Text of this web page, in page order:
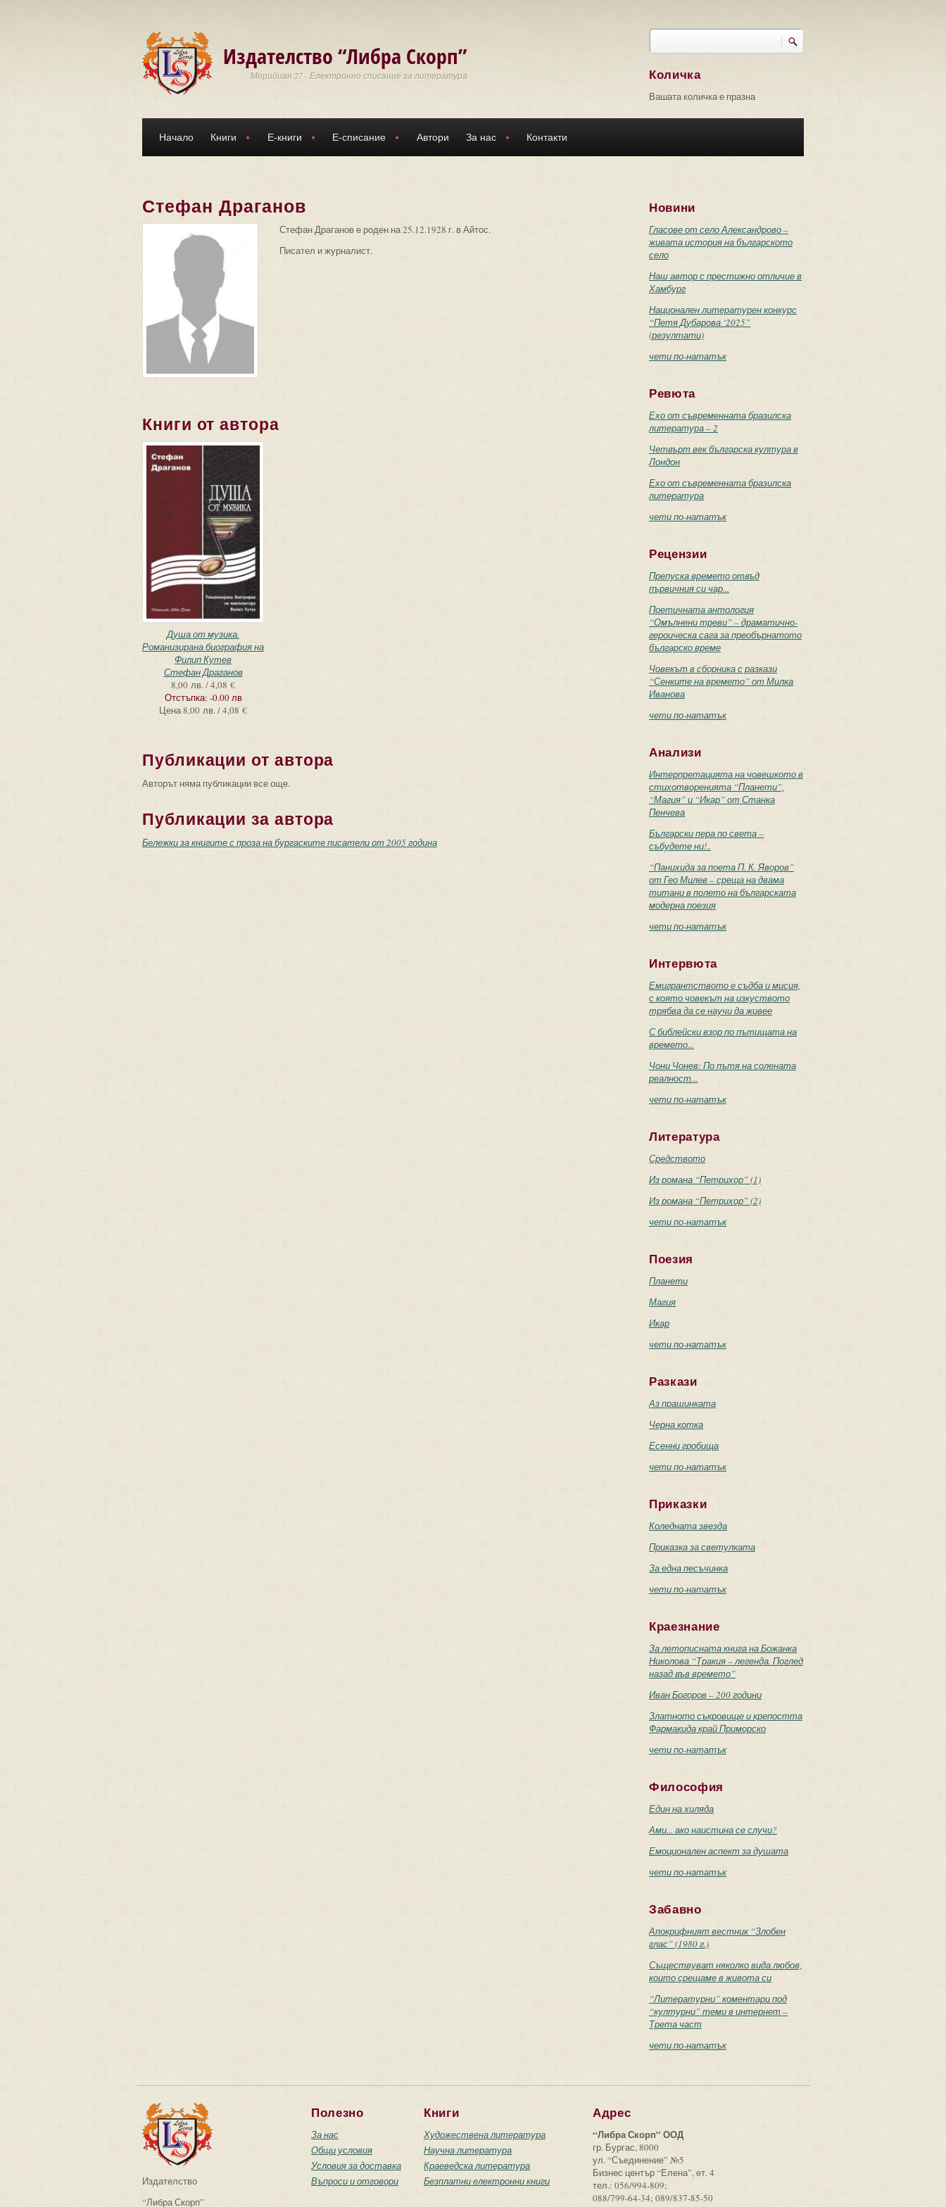
Издателство “Либра Скорп”
Меридиан 27 - Електронно списание за литература
Търси
Количка
Вашата количка е празна
Начало Книги Е-книги Е-списание Автори За нас Контакти
Стефан Драганов
Стефан Драганов е роден на 25.12.1928 г. в Айтос.
Писател и журналист.
Книги от автора
Душа от музика.
Романизирана биография на
Филип Кутев
Стефан Драганов
8,00 лв. / 4,08 €
Отстъпка: -0.00 лв
Цена8,00 лв. / 4,08 €
Публикации от автора
Авторът няма публикации все още.
Публикации за автора
Бележки за книгите с проза на бургаските писатели от 2005 година
Новини
Гласове от село Александрово –
живата история на българското
село
Наш автор с престижно отличие в
Хамбург
Национален литературен конкурс
“Петя Дубарова ‘2025”
(резултати)
чети по-нататък
Ревюта
Ехо от съвременната бразилска
литература – 2
Четвърт век българска култура в
Лондон
Ехо от съвременната бразилска
литература
чети по-нататък
Рецензии
Препуска времето отвъд
първичния си чар...
Поетичната антология
“Омълнени треви” – драматично-
героическа сага за преобърнатото
българско време
Човекът в сборника с разкази
“Сенките на времето” от Милка
Иванова
чети по-нататък
Анализи
Интерпретацията на човешкото в
стихотворенията “Планети”,
“Магия” и “Икар” от Станка
Пенчева
Български пера по света –
събудете ни!..
“Панихида за поета П. К. Яворов”
от Гео Милев – среща на двама
титани в полето на българската
модерна поезия
чети по-нататък
Интервюта
Емигрантството е съдба и мисия,
с която човекът на изкуството
трябва да се научи да живее
С библейски взор по пътищата на
времето...
Чони Чонев: По пътя на солената
реалност...
чети по-нататък
Литература
Средството
Из романа “Петрихор” (1)
Из романа “Петрихор” (2)
чети по-нататък
Поезия
Планети
Магия
Икар
чети по-нататък
Разкази
Аз прашинката
Черна котка
Есенни гробища
чети по-нататък
Приказки
Коледната звезда
Приказка за светулката
За една песъчинка
чети по-нататък
Краезнание
За летописната книга на Божанка
Николова “Тракия – легенда. Поглед
назад във времето”
Иван Богоров – 200 години
Златното съкровище и крепостта
Фармакида край Приморско
чети по-нататък
Философия
Един на хиляда
Ами... ако наистина се случи?
Емоционален аспект за душата
чети по-нататък
Забавно
Апокрифният вестник “Злобен
глас” (1980 г.)
Съществуват няколко вида любов,
които срещаме в живота си
“Литературни” коментари под
“културни” теми в интернет –
Трета част
чети по-нататък
Издателство
“Либра Скорп”
Полезно
За нас
Общи условия
Условия за доставка
Въпроси и отговори
Книги
Художествена литература
Научна литература
Краеведска литература
Безплатни електронни книги
Адрес
“Либра Скорп” ООД
гр. Бургас, 8000
ул. “Съединение” №5
Бизнес център “Елена”, ет. 4
тел.: 056/994-809;
088/799-64-34; 089/837-85-50